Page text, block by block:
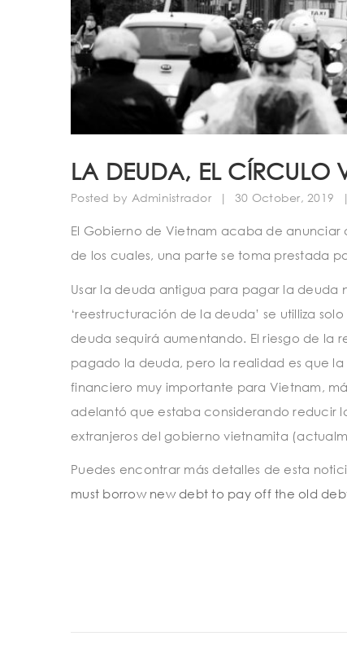
LA DEUDA, EL CÍRCULO
Posted by Administrador | 30 October, 2019 |
El Gobierno de Vietnam acaba de anunciar
de los cuales, una parte se toma prestada
Usar la deuda antigua para pagar la deuda
‘reestructuración de la deuda’ se utilliza
deuda sequirá aumentando. El riesgo de la
pagado la deuda, pero la realidad es que
financiero muy importante para Vietnam,
adelantó que estaba considerando reducir
extranjeros del gobierno vietnamita
Puedes encontrar más detalles de esta
must borrow new debt to pay off the old